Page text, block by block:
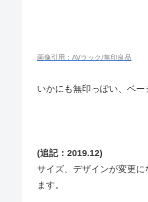
画像引用：AVラック/無印良品
いかにも無印っぽい、ベー
(追記：2019.12)
サイズ、デザインが変更
ます。